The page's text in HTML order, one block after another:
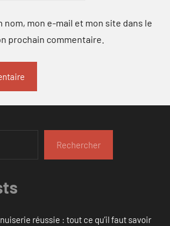
nom, mon e-mail et mon site dans le
prochain commentaire.
Rechercher
réussie : tout ce qu’il faut savoir